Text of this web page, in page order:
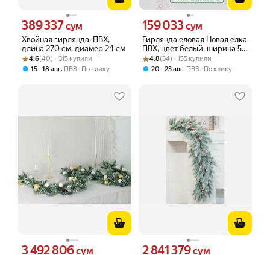
Хвойная гирлянда, ПВХ,
длина 270 см, диамер 24 см
Цена 389337 сум вместо
389 337сум
Рейтинг товара: 4.6 из 5
Оценок: (40) · 315 купили
4.6(40) · 315 купили
15 – 18 авг, ПВЗ По клику
Гирлянда еловая Новая ёлка
ПВХ, цвет белый, ширина 5,5
см длина 5 м
Цена 159033 сум вместо
159 033сум
Рейтинг товара: 4.8 из 5
Оценок: (34) · 155 купили
4.8(34) · 155 купили
20 – 23 авг, ПВЗ По клику
Цена 3492806 сум вместо
3 492 806сум Цена 2841379 сум вместо
2 841 379сум